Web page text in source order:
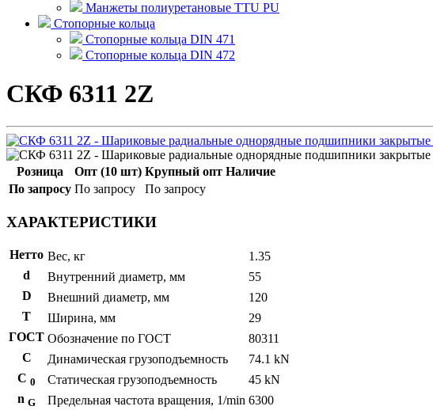
Манжеты полиуретановые TTU PU
Стопорные кольца
Стопорные кольца DIN 471
Стопорные кольца DIN 472
СКФ 6311 2Z
Розница Опт (10 шт) Крупный опт Наличие
По запросу По запросу По запросу
ХАРАКТЕРИСТИКИ
Нетто Вес, кг
1.35
d
Внутренний диаметр, мм
55
D
Внешний диаметр, мм
120
T
Ширина, мм
29
ГОСТ Обозначение по ГОСТ
80311
C
Динамическая грузоподъемность
74.1 kN
С 0 Статическая грузоподъемность
45 kN
n G Предельная частота вращения, 1/min 6300